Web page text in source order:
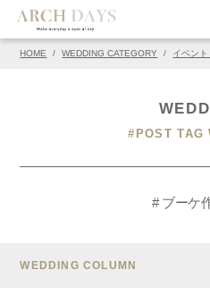
HOME / WEDDING CATEGORY / イベント
#POST TAG
# ブーケ
WEDDING COLUMN